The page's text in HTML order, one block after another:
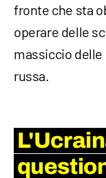
fronte che sta
operare delle
massiccio
russa.